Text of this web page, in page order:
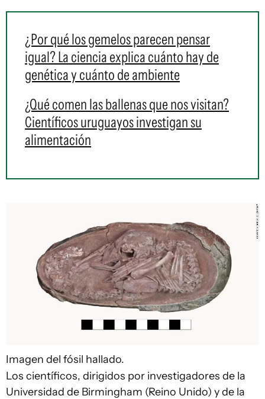
¿Por qué los gemelos parecen pensar
igual? La ciencia explica cuánto hay de
genética y cuánto de ambiente
¿Qué comen las ballenas que nos visitan?
Científicos uruguayos investigan su
alimentación
Imagen del fósil hallado.
Los científicos, dirigidos por investigadores de la
Universidad de Birmingham (Reino Unido) y de la